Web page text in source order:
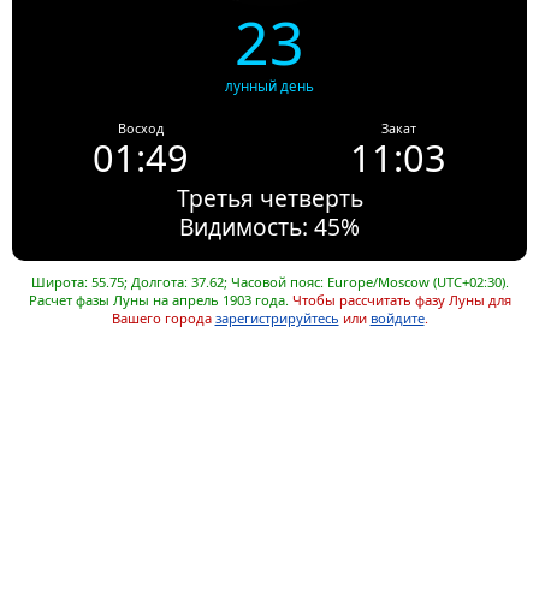
23
лунный день
Восход
01:49
Закат
11:03
Третья четверть
Видимость: 45%
Широта: 55.75; Долгота: 37.62; Часовой пояс: Europe/Moscow (UTC+02:30).
Расчет фазы Луны на апрель 1903 года. Чтобы рассчитать фазу Луны для
Вашего города зарегистрируйтесь или войдите.